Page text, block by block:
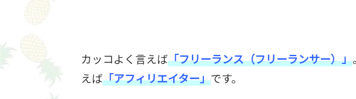
カッコよく言えば「フリーランス（フリーランサー）」
えば「アフィリエイター」です。